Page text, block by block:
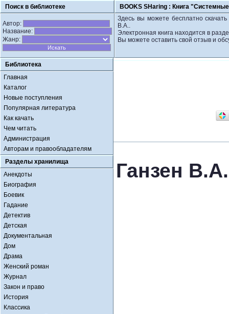
Поиск в библиотеке BOOKS SHaring : Книга
Автор:
Название:
Жанр:
Здесь вы можете бесплатно
В.А..
Электронная книга находится в
Вы можете оставить свой отзыв и
Библиотека
Главная
Каталог
Новые поступления
Популярная литература
Как качать
Чем читать
Администрация
Авторам и правообладателям
Разделы хранилища
Анекдоты
Биография
Боевик
Гадание
Детектив
Детская
Документальная
Дом
Драма
Женский роман
Журнал
Закон и право
История
Классика
Ганзен